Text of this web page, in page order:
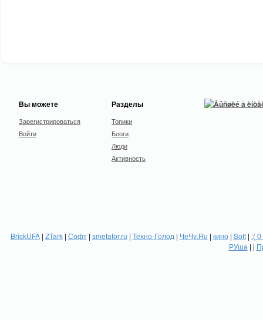
Вы можете
Зарегистрироваться
Войти
Разделы
Топики
Блоги
Люди
Активность
BrickUFA| ZTark| Софт| smetafor.ru | Техно-Голод | ЧеЧу.Ru | кино| Soft| :(
РУша | |